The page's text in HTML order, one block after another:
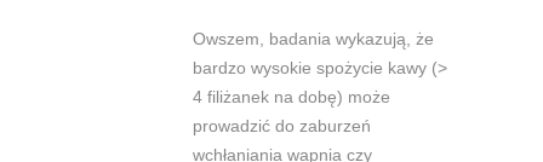
Owszem, badania wykazują, że
bardzo wysokie spożycie kawy (>
4 filiżanek na dobę) może
prowadzić do zaburzeń
wchłaniania wapnia czy